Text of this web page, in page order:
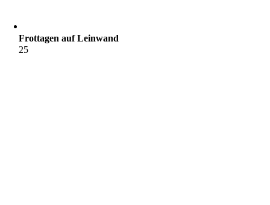
Frottagen auf Leinwand
25